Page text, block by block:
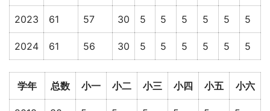
2023 61 57 30 5 5 5 5 5 5
2024 61 56 30 5 5 5 5 5 5
学年 总数 小一 小二 小三 小四 小五 小六